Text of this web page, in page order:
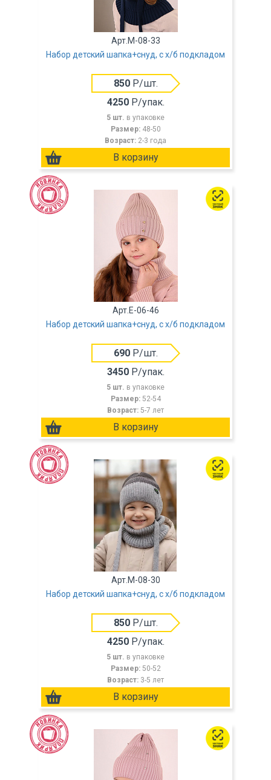
Арт.M-08-33
Набор детский шапка+снуд, с х/б подкладом
850Р/шт.
4250Р/упак.
5 шт. в упаковке
Размер: 48-50
Возраст: 2-3 года
Арт.E-06-46
Набор детский шапка+снуд, с х/б подкладом
690Р/шт.
3450Р/упак.
5 шт. в упаковке
Размер: 52-54
Возраст: 5-7 лет
Арт.M-08-30
Набор детский шапка+снуд, с х/б подкладом
850Р/шт.
4250Р/упак.
5 шт. в упаковке
Размер: 50-52
Возраст: 3-5 лет